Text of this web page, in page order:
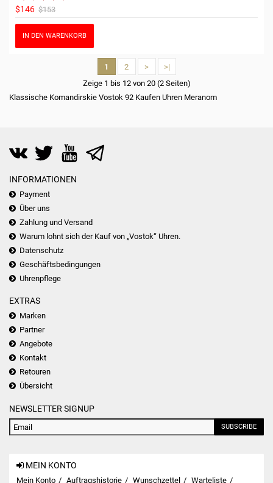
$146 $153
IN DEN WARENKORB
1 2 >
>|
Zeige 1 bis 12 von 20 (2 Seiten)
Klassische Komandirskie Vostok 92 Kaufen Uhren Meranom
INFORMATIONEN
Payment
Über uns
Zahlung und Versand
Warum lohnt sich der Kauf von „Vostok“ Uhren.
Datenschutz
Geschäftsbedingungen
Uhrenpflege
EXTRAS
Marken
Partner
Angebote
Kontakt
Retouren
Übersicht
NEWSLETTER SIGNUP
SUBSCRIBE
MEIN KONTO
Mein Konto Auftragshistorie Wunschzettel Warteliste